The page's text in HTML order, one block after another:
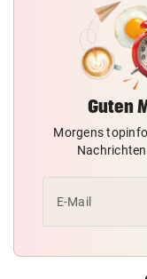
Guten
Morgens
E-Mail